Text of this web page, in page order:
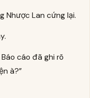
Nhược Lan cứng lại.
cáo đã ghi rõ
à?”